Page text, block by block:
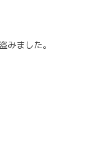
みました。